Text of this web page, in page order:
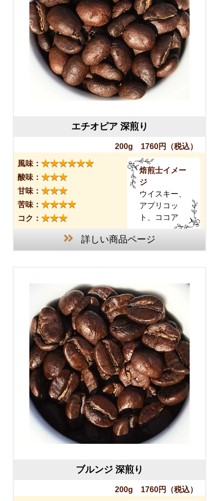
エチオピア 深煎り
200g 1760円 （税込）
風味： ★★★★★★
酸味： ★★★
甘味： ★★★
苦味： ★★★★
コク： ★★★
焙煎士イメー
ジ
ウイスキー、
アプリコッ
ト、ココア
詳しい商品ページ
ブルンジ 深煎り
200g 1760円 （税込）